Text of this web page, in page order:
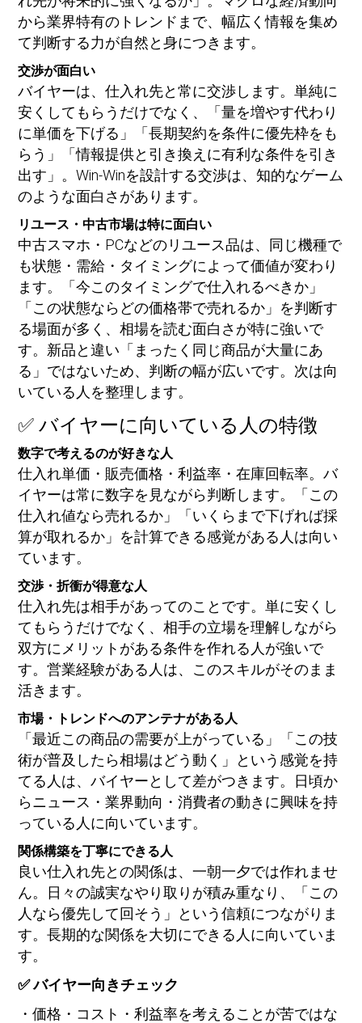
から業界特有のトレンドまで、幅広く情報を集め
て判断する力が自然と身につきます。
交渉が面白い
バイヤーは、仕入れ先と常に交渉します。単純に
安くしてもらうだけでなく、「量を増やす代わり
に単価を下げる」「長期契約を条件に優先枠をも
らう」「情報提供と引き換えに有利な条件を引き
出す」。Win-Winを設計する交渉は、知的なゲーム
のような面白さがあります。
リユース・中古市場は特に面白い
中古スマホ・PCなどのリユース品は、同じ機種で
も状態・需給・タイミングによって価値が変わり
ます。「今このタイミングで仕入れるべきか」
「この状態ならどの価格帯で売れるか」を判断す
る場面が多く、相場を読む面白さが特に強いで
す。新品と違い「まったく同じ商品が大量にあ
る」ではないため、判断の幅が広いです。次は向
いている人を整理します。
✅ バイヤーに向いている人の特徴
数字で考えるのが好きな人
仕入れ単価・販売価格・利益率・在庫回転率。バ
イヤーは常に数字を見ながら判断します。「この
仕入れ値なら売れるか」「いくらまで下げれば採
算が取れるか」を計算できる感覚がある人は向い
ています。
交渉・折衝が得意な人
仕入れ先は相手があってのことです。単に安くし
てもらうだけでなく、相手の立場を理解しながら
双方にメリットがある条件を作れる人が強いで
す。営業経験がある人は、このスキルがそのまま
活きます。
市場・トレンドへのアンテナがある人
「最近この商品の需要が上がっている」「この技
術が普及したら相場はどう動く」という感覚を持
てる人は、バイヤーとして差がつきます。日頃か
らニュース・業界動向・消費者の動きに興味を持
っている人に向いています。
関係構築を丁寧にできる人
良い仕入れ先との関係は、一朝一夕では作れませ
ん。日々の誠実なやり取りが積み重なり、「この
人なら優先して回そう」という信頼につながりま
す。長期的な関係を大切にできる人に向いていま
す。
✅ バイヤー向きチェック
・価格・コスト・利益率を考えることが苦ではな